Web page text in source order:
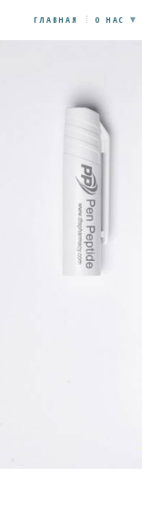
ГЛАВНАЯ О НАС